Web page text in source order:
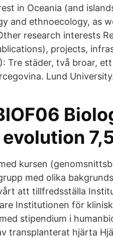
in Oceania (and
and ethnoecology, as
research interests
projects,
Tre städer, två broar,
Lund
kursen
med olika
att tillfredsställa
Institutionen för
stipendium i
transplanterat hjärta